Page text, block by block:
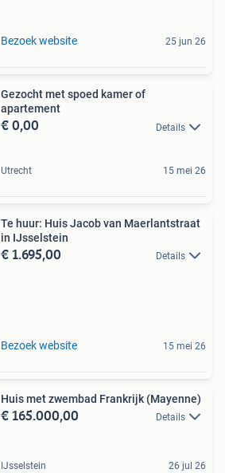
Bezoek website 25 jun 26
Gezocht met spoed kamer of
apartement
€ 0,00 Details
Utrecht 15 mei 26
Te huur: Huis Jacob van Maerlantstraat
in IJsselstein
€ 1.695,00 Details
Bezoek website 15 mei 26
Huis met zwembad Frankrijk (Mayenne)
€ 165.000,00 Details
IJsselstein 26 jul 26